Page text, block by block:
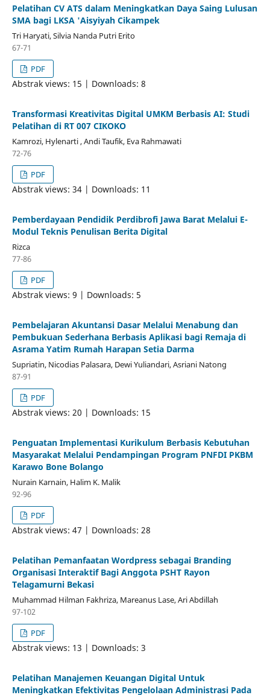
Pelatihan CV ATS dalam Meningkatkan Daya Saing Lulusan
SMA bagi LKSA 'Aisyiyah Cikampek
Tri Haryati, Silvia Nanda Putri Erito
67-71
PDF
Abstrak views: 15 | Downloads: 8
Transformasi Kreativitas Digital UMKM Berbasis AI: Studi
Pelatihan di RT 007 CIKOKO
Kamrozi, Hylenarti , Andi Taufik, Eva Rahmawati
72-76
PDF
Abstrak views: 34 | Downloads: 11
Pemberdayaan Pendidik Perdibrofi Jawa Barat Melalui E-
Modul Teknis Penulisan Berita Digital
Rizca
77-86
PDF
Abstrak views: 9 | Downloads: 5
Pembelajaran Akuntansi Dasar Melalui Menabung dan
Pembukuan Sederhana Berbasis Aplikasi bagi Remaja di
Asrama Yatim Rumah Harapan Setia Darma
Supriatin, Nicodias Palasara, Dewi Yuliandari, Asriani Natong
87-91
PDF
Abstrak views: 20 | Downloads: 15
Penguatan Implementasi Kurikulum Berbasis Kebutuhan
Masyarakat Melalui Pendampingan Program PNFDI PKBM
Karawo Bone Bolango
Nurain Karnain, Halim K. Malik
92-96
PDF
Abstrak views: 47 | Downloads: 28
Pelatihan Pemanfaatan Wordpress sebagai Branding
Organisasi Interaktif Bagi Anggota PSHT Rayon
Telagamurni Bekasi
Muhammad Hilman Fakhriza, Mareanus Lase, Ari Abdillah
97-102
PDF
Abstrak views: 13 | Downloads: 3
Pelatihan Manajemen Keuangan Digital Untuk
Meningkatkan Efektivitas Pengelolaan Administrasi Pada